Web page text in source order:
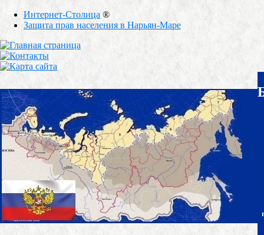
Интернет-Столица ®
Защита прав населения в Нарьян-Маре